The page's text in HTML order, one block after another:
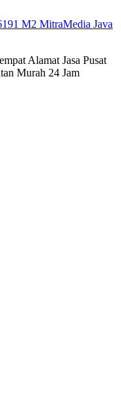
M2 MitraMedia Java
Alamat Jasa Pusat
Murah 24 Jam